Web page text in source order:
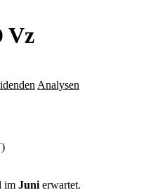
Vz
Analysen
im Juni erwartet.